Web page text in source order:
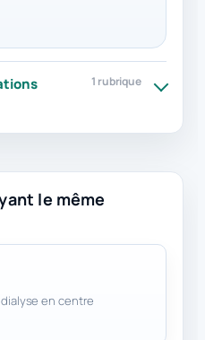
1 rubrique
le même
en centre